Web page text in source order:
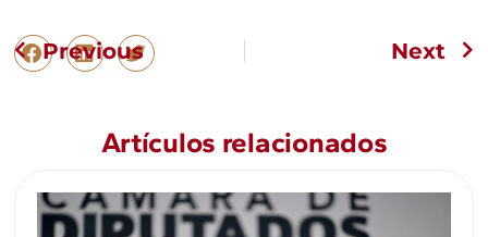
Previous Next
Artículos relacionados